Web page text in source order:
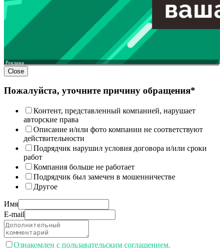
Реклама
Close
Пожалуйста, уточните причину обращения*
Контент, представленный компанией, нарушает
авторские права
Описание и/или фото компании не соответствуют
действительности
Подрядчик нарушил условия договора и/или сроки
работ
Компания больше не работает
Подрядчик был замечен в мошенничестве
Другое
Имя
E-mail
Ознакомлен с пользавательским соглашением.